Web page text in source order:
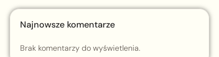
Najnowsze komentarze
Brak komentarzy do wyświetlenia.